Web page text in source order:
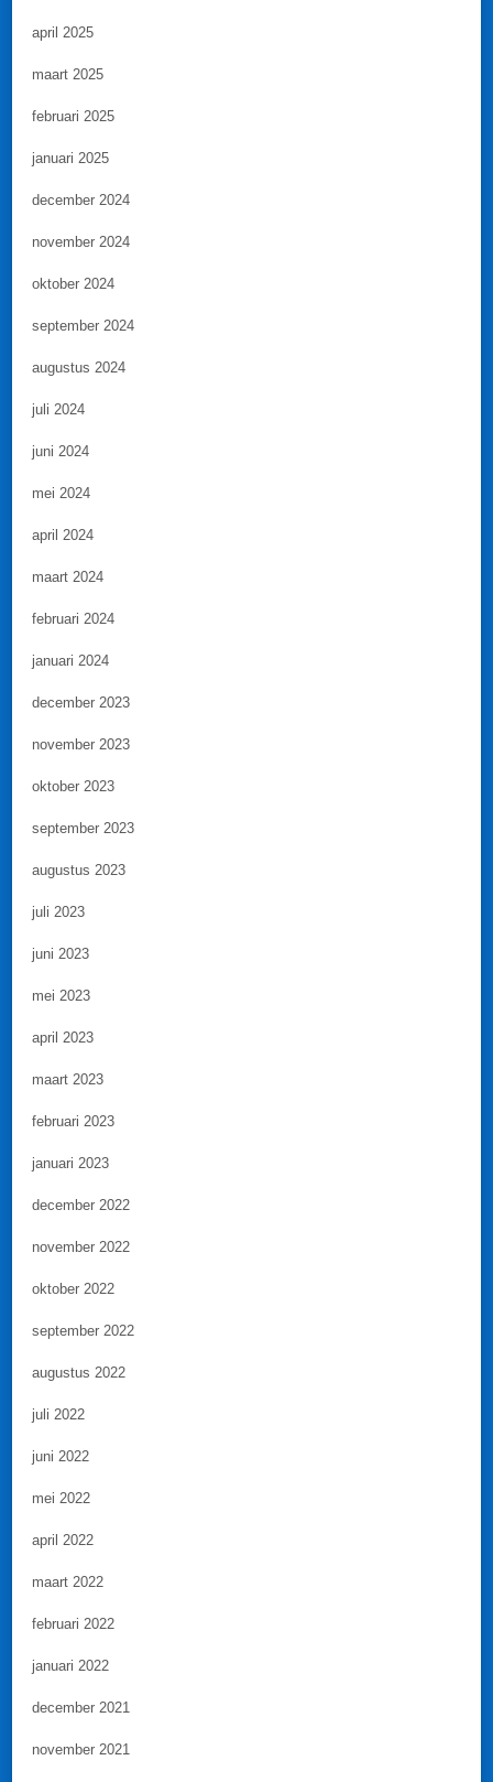
april 2025
maart 2025
februari 2025
januari 2025
december 2024
november 2024
oktober 2024
september 2024
augustus 2024
juli 2024
juni 2024
mei 2024
april 2024
maart 2024
februari 2024
januari 2024
december 2023
november 2023
oktober 2023
september 2023
augustus 2023
juli 2023
juni 2023
mei 2023
april 2023
maart 2023
februari 2023
januari 2023
december 2022
november 2022
oktober 2022
september 2022
augustus 2022
juli 2022
juni 2022
mei 2022
april 2022
maart 2022
februari 2022
januari 2022
december 2021
november 2021